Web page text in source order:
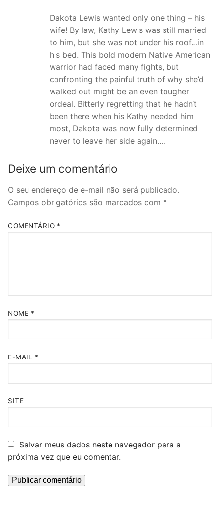
Dakota Lewis wanted only one thing – his
wife! By law, Kathy Lewis was still married
to him, but she was not under his roof…in
his bed. This bold modern Native American
warrior had faced many fights, but
confronting the painful truth of why she’d
walked out might be an even tougher
ordeal. Bitterly regretting that he hadn’t
been there when his Kathy needed him
most, Dakota was now fully determined
never to leave her side again….
Deixe um comentário
O seu endereço de e-mail não será publicado.
Campos obrigatórios são marcados com *
COMENTÁRIO *
NOME *
E-MAIL *
SITE
Salvar meus dados neste navegador para a
próxima vez que eu comentar.